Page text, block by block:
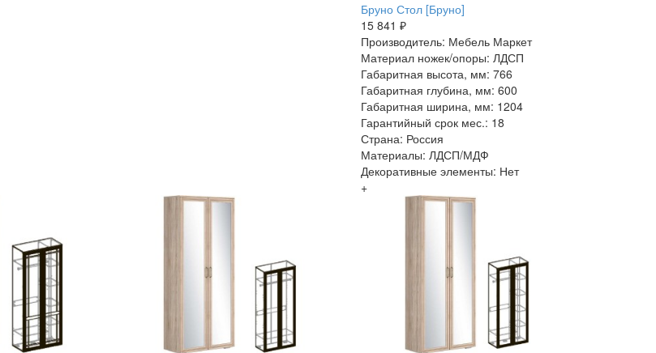
Бруно Стол [Бруно]
15 841 ₽
Производитель: Мебель Маркет
Материал ножек/опоры: ЛДСП
Габаритная высота, мм: 766
Габаритная глубина, мм: 600
Габаритная ширина, мм: 1204
Гарантийный срок мес.: 18
Страна: Россия
Материалы: ЛДСП/МДФ
Декоративные элементы: Нет
+